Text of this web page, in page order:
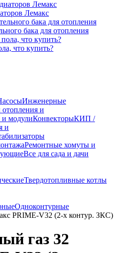
Лемакс
бака для отопления
что купить?
Инженерные
и
и модулиКонвекторыКИП /
и
Ремонтные хомуты и
Все для сада и дачи
Твердотопливные котлы
Одноконтурные
PRIME-V32 (2-х контур. ЗКС)
газ 32